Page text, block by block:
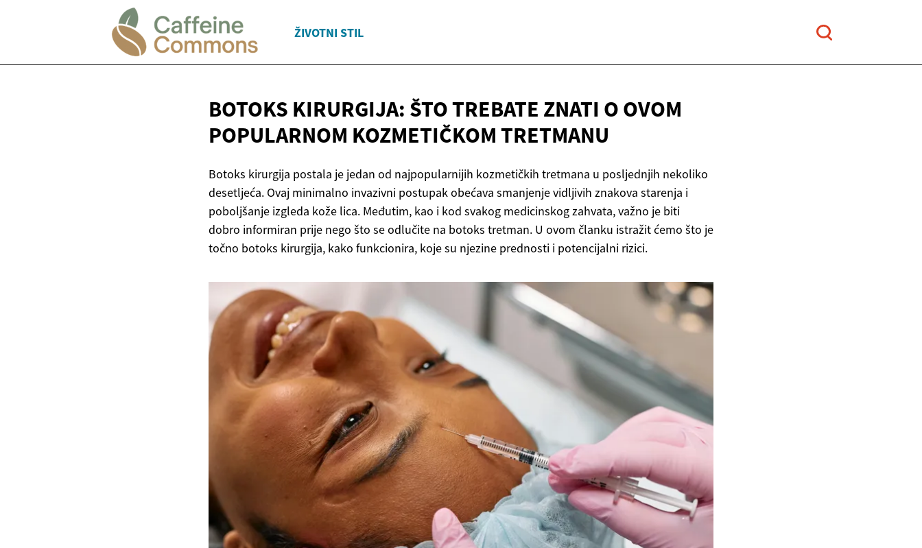
ŽIVOTNI STIL
BOTOKS KIRURGIJA: ŠTO TREBATE ZNATI O OVOM
POPULARNOM KOZMETIČKOM TRETMANU
Botoks kirurgija postala je jedan od najpopularnijih kozmetičkih tretmana u posljednjih nekoliko
desetljeća. Ovaj minimalno invazivni postupak obećava smanjenje vidljivih znakova starenja i
poboljšanje izgleda kože lica. Međutim, kao i kod svakog medicinskog zahvata, važno je biti
dobro informiran prije nego što se odlučite na botoks tretman. U ovom članku istražit ćemo što je
točno botoks kirurgija, kako funkcionira, koje su njezine prednosti i potencijalni rizici.